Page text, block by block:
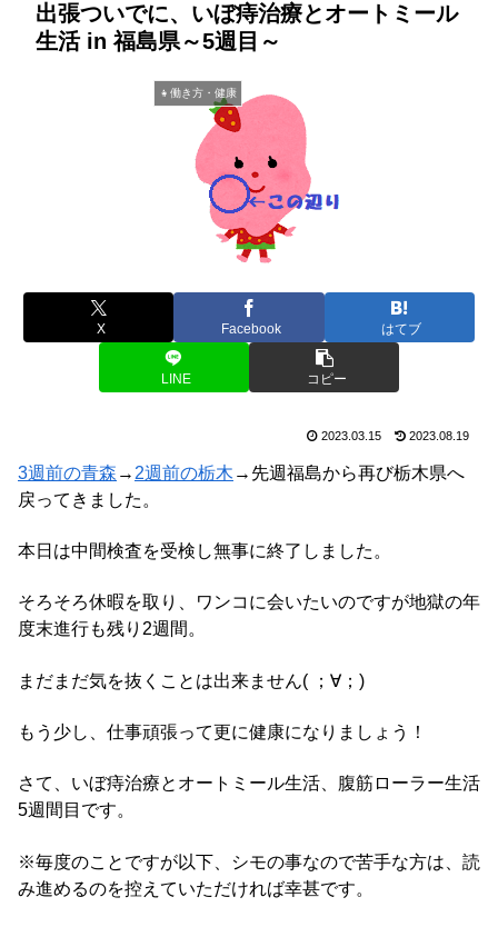
出張ついでに、いぼ痔治療とオートミール
生活 in 福島県～5週目～
👧働き方・健康
X Facebook はてブ
LINE コピー
2023.03.15 2023.08.19
3週前の青森 → 2週前の栃木 →先週福島から再び栃木県へ
戻ってきました。
本日は中間検査を受検し無事に終了しました。
そろそろ休暇を取り、ワンコに会いたいのですが地獄の年
度末進行も残り2週間。
まだまだ気を抜くことは出来ません( ；∀；)
もう少し、仕事頑張って更に健康になりましょう！
さて、いぼ痔治療とオートミール生活、腹筋ローラー生活
5週間目です。
※毎度のことですが以下、シモの事なので苦手な方は、読
み進めるのを控えていただければ幸甚です。